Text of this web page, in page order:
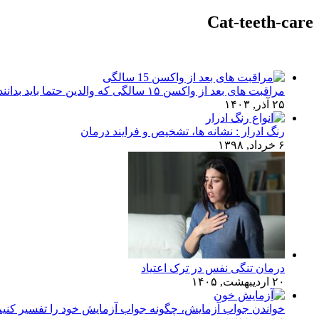
Cat-teeth-care
مراقبت های بعد از واکسن ۱۵ سالگی که والدین حتما باید بدانند!
۲۵ آذر, ۱۴۰۳
رنگ ادرار : نشانه ها، تشخیص و فرایند درمان
۶ خرداد, ۱۳۹۸
درمان تنگی نفس در ترک اعتیاد
۲۰ اردیبهشت, ۱۴۰۵
خواندن جواب آزمایش، چگونه جواب آزمایش خود را تفسیر